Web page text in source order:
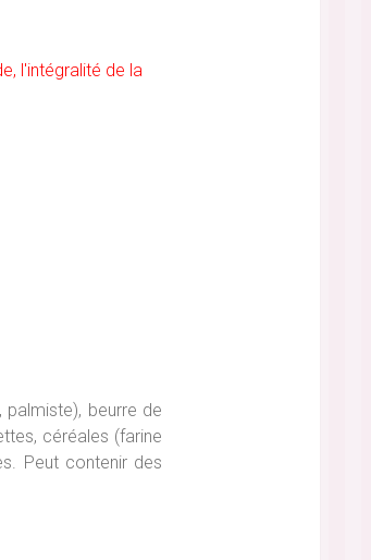
l'intégralité de la
beurre de
céréales (farine
Peut contenir des